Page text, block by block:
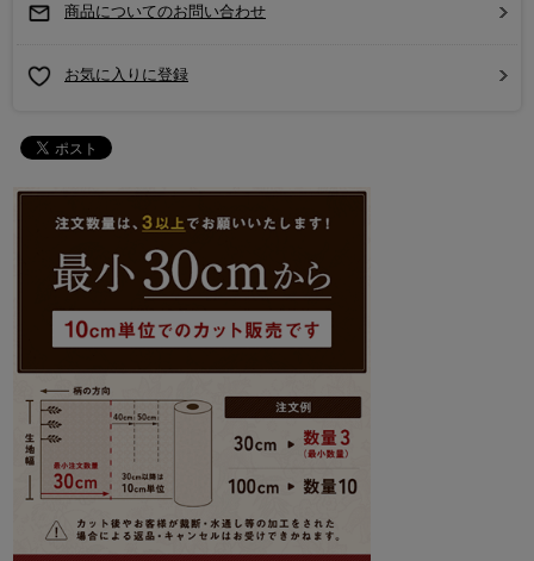
商品についてのお問い合わせ
お気に入りに登録